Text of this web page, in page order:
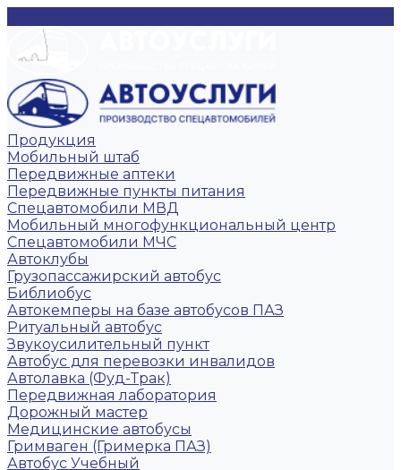
Продукция
Мобильный штаб
Передвижные аптеки
Передвижные пункты питания
Спецавтомобили МВД
Мобильный многофункциональный центр
Спецавтомобили МЧС
Автоклубы
Грузопассажирский автобус
Библиобус
Автокемперы на базе автобусов ПАЗ
Ритуальный автобус
Звукоусилительный пункт
Автобус для перевозки инвалидов
Автолавка (Фуд-Трак)
Передвижная лаборатория
Дорожный мастер
Медицинские автобусы
Гримваген (Гримерка ПАЗ)
Автобус Учебный